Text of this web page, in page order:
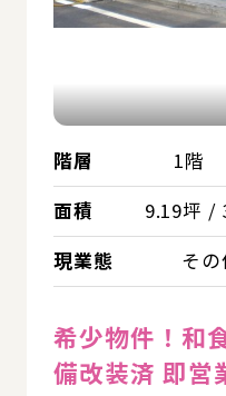
階層
1階
面積
9.19坪 /
現業態
その
希少物件！和
備改装済 即営